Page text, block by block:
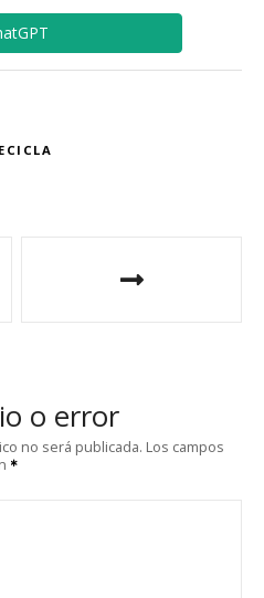
o error
no será publicada. Los campos